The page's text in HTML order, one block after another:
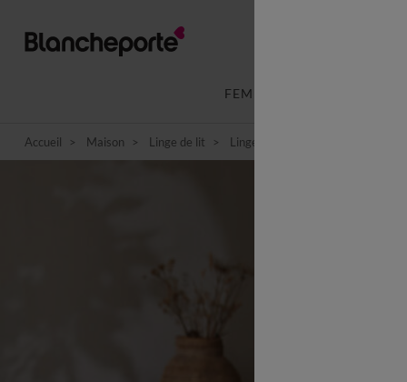
FEMME
Accueil Maison Linge de lit Linge de lit fantaisie